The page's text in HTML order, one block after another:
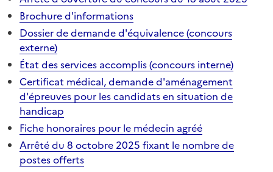
Brochure d'informations
Dossier de demande d'équivalence (concours
externe)
État des services accomplis (concours interne)
Certificat médical, demande d'aménagement
d'épreuves pour les candidats en situation de
handicap
Fiche honoraires pour le médecin agréé
Arrêté du 8 octobre 2025 fixant le nombre de
postes offerts